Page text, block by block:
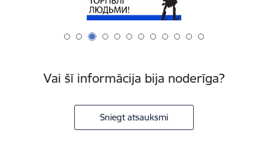
Vai šī informācija bija noderīga?
Sniegt atsauksmi